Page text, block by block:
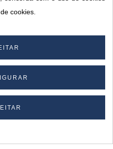
cookies.